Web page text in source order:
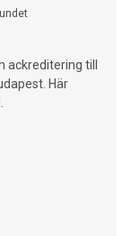
ackreditering till
Här